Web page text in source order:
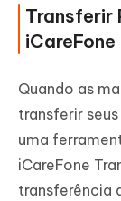
Transferir
Quando as
transferir
uma
iCareFone
transferência